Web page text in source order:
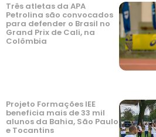
Três atletas da APA
Petrolina são convocados
para defender o Brasil no
Grand Prix de Cali, na
Colômbia
Projeto Formações IEE
beneficia mais de 33 mil
alunos da Bahia, São Paulo
e Tocantins